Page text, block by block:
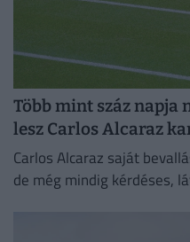
Több mint száz napja
lesz Carlos Alcaraz
Carlos Alcaraz saját
de még mindig kérdéses,